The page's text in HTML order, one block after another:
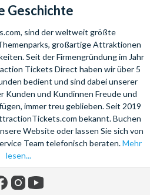
Geschichte
sind der weltweit größte
großartige Attraktionen
Seit der Firmengründung im Jahr
Tickets Direct haben wir über 5
bedient und sind dabei unserer
Kunden und Kundinnen Freude und
immer treu geblieben. Seit 2019
bekannt. Buchen
Website oder lassen Sie sich von
Team telefonisch beraten.Mehr
lesen...